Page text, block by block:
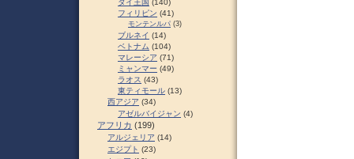
タイ王国 (140)
フィリピン (41)
モンテンルパ (3)
ブルネイ (14)
ベトナム (104)
マレーシア (71)
ミャンマー (49)
ラオス (43)
東ティモール (13)
西アジア (34)
アゼルバイジャン (4)
アフリカ (199)
アルジェリア (14)
エジプト (23)